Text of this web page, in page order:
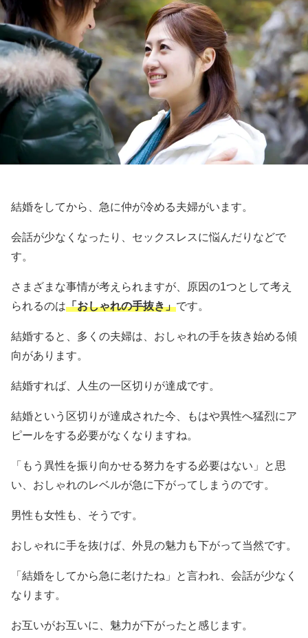
結婚をしてから、急に仲が冷める夫婦がいます。
会話が少なくなったり、セックスレスに悩んだりなどで
す。
さまざまな事情が考えられますが、原因の1つとして考え
られるのは「おしゃれの手抜き」です。
結婚すると、多くの夫婦は、おしゃれの手を抜き始める傾
向があります。
結婚すれば、人生の一区切りが達成です。
結婚という区切りが達成された今、もはや異性へ猛烈にア
ピールをする必要がなくなりますね。
「もう異性を振り向かせる努力をする必要はない」と思
い、おしゃれのレベルが急に下がってしまうのです。
男性も女性も、そうです。
おしゃれに手を抜けば、外見の魅力も下がって当然です。
「結婚をしてから急に老けたね」と言われ、会話が少なく
なります。
お互いがお互いに、魅力が下がったと感じます。